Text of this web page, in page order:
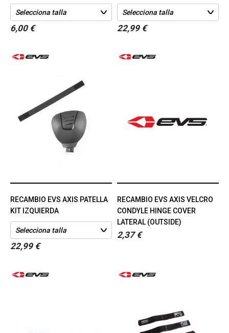
6,00 € 22,99 €
RECAMBIO EVS AXIS PATELLA
KIT IZQUIERDA
22,99 €
RECAMBIO EVS AXIS VELCRO
CONDYLE HINGE COVER
LATERAL (OUTSIDE)
2,37 €